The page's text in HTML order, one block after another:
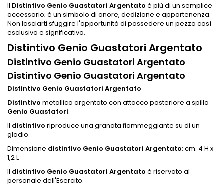
Il Distintivo Genio Guastatori Argentato è più di un semplice
accessorio; è un simbolo di onore, dedizione e appartenenza.
Non lasciarti sfuggire l'opportunità di possedere un pezzo così
esclusivo e significativo.
Distintivo Genio Guastatori Argentato
Distintivo Genio Guastatori Argentato
Distintivo Genio Guastatori Argentato
Distintivo Genio Guastatori Argentato
Distintivo metallico argentato con attacco posteriore a spilla
Genio Guastatori.
Il distintivo riproduce una granata fiammeggiante su di un
gladio.
Dimensione distintivo Genio Guastatori Argentato: cm. 4 H x
1,2 L
Il distintivo Genio Guastatori Argentato è riservato al
personale dell'Esercito.